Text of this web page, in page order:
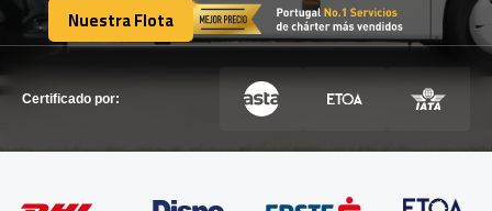
Nuestra Flota
Nuestra Flota
Certificado por: